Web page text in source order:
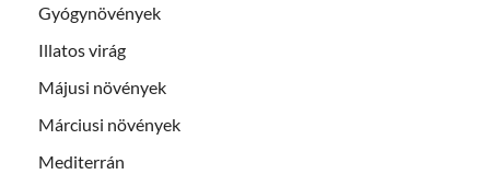
Gyógynövények
Illatos virág
Májusi növények
Márciusi növények
Mediterrán